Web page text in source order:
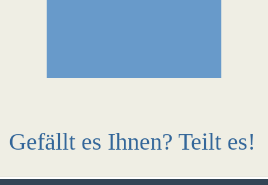
Gefällt es Ihnen? Teilt es!